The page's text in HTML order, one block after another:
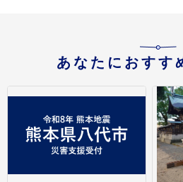
あなたにおすす